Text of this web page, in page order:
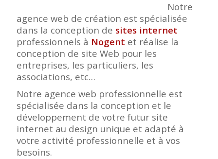
Notre
agence web de création est spécialisée
dans la conception de sites internet
professionnels à Nogent et réalise la
conception de site Web pour les
entreprises, les particuliers, les
associations, etc…
Notre agence web professionnelle est
spécialisée dans la conception et le
développement de votre futur site
internet au design unique et adapté à
votre activité professionnelle et à vos
besoins.